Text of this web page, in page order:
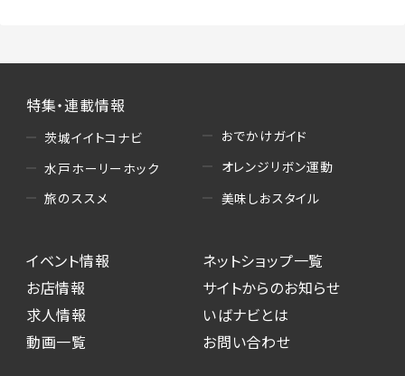
・読者プレゼント、アンケート等、当サービスが実
施するキャンペーンの抽選、当選者への連絡及
び発送 ・ユーザーの趣向や属性情報等の分析
（5）広告主への問い合わせ・応募等への対応
・本サービスを通じて求人広告に応募した際の
選考に関する連絡
・本サービスを通じて店舗への来店予約を登録
した際の内容確認、返答
特集・連載情報
茨城イイトコナビ
水戸ホーリーホック
旅のススメ
おでかけガイド
オレンジリボン運動
美味しおスタイル
イベント情報
お店情報
求人情報
動画一覧
ネットショップ一覧
サイトからのお知らせ
いばナビとは
お問い合わせ